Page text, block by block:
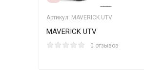
Артикул: MAVERICK UTV
MAVERICK UTV
0 отзывов